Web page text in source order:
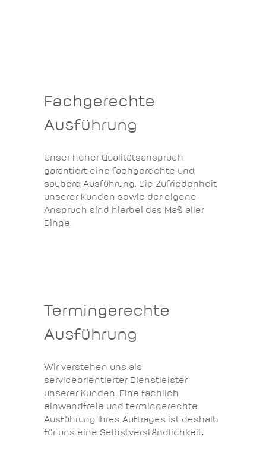
Fachgerechte
Ausführung
Unser hoher Qualitätsanspruch
garantiert eine fachgerechte und
saubere Ausführung. Die Zufriedenheit
unserer Kunden sowie der eigene
Anspruch sind hierbei das Maß aller
Dinge.
Termingerechte
Ausführung
Wir verstehen uns als
serviceorientierter Dienstleister
unserer Kunden. Eine fachlich
einwandfreie und termingerechte
Ausführung Ihres Auftrages ist deshalb
für uns eine Selbstverständlichkeit.